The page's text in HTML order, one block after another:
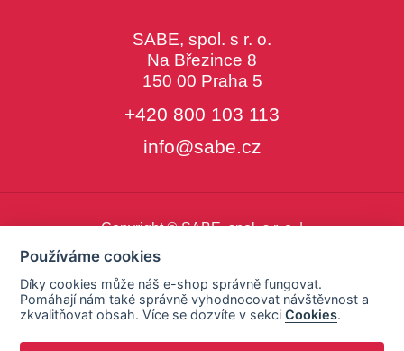
SABE, spol. s r. o.
Na Březince 8
150 00 Praha 5
+420 800 103 113
info@sabe.cz
Copyright © SABE, spol. s r. o. |
Používáme cookies
Díky cookies může náš e-shop správně fungovat.
Pomáhají nám také správně vyhodnocovat návštěvnost a
zkvalitňovat obsah. Více se dozvíte v sekciCookies.